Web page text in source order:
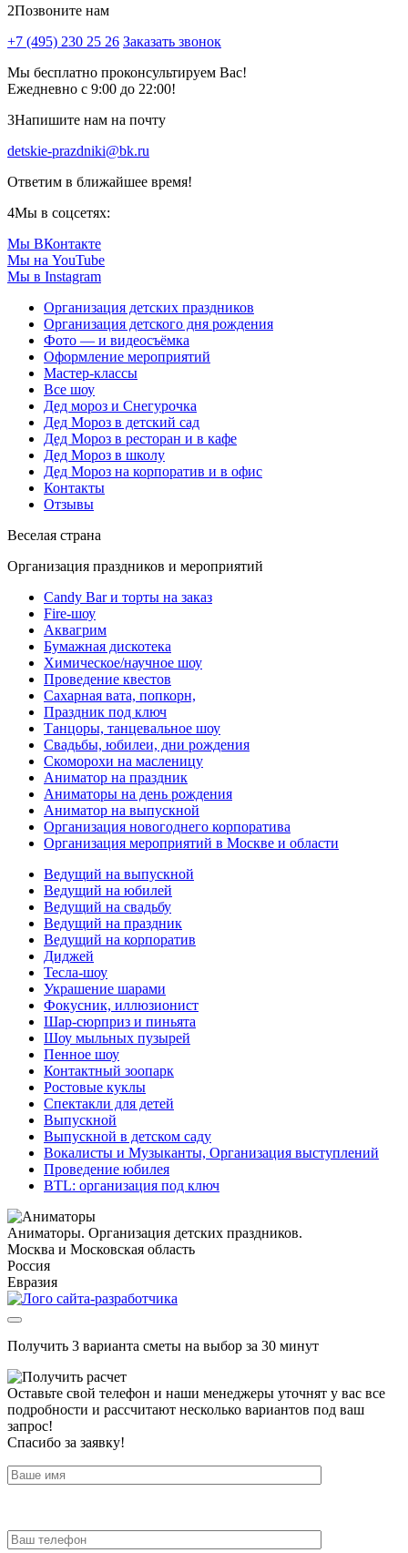
2Позвоните нам
+7 (495) 230 25 26 Заказать звонок
Мы бесплатно проконсультируем Вас!
Ежедневно с 9:00 до 22:00!
3Напишите нам на почту
detskie-prazdniki@bk.ru
Ответим в ближайшее время!
4Мы в соцсетях:
Мы ВКонтакте
Мы на YouTube
Мы в Instagram
Организация детских праздников
Организация детского дня рождения
Фото — и видеосъёмка
Оформление мероприятий
Мастер-классы
Все шоу
Дед мороз и Снегурочка
Дед Мороз в детский сад
Дед Мороз в ресторан и в кафе
Дед Мороз в школу
Дед Мороз на корпоратив и в офис
Контакты
Отзывы
Веселая страна
Организация праздников и мероприятий
Candy Bar и торты на заказ
Fire-шоу
Аквагрим
Бумажная дискотека
Химическое/научное шоу
Проведение квестов
Сахарная вата, попкорн,
Праздник под ключ
Танцоры, танцевальное шоу
Свадьбы, юбилеи, дни рождения
Скоморохи на масленицу
Аниматор на праздник
Аниматоры на день рождения
Аниматор на выпускной
Организация новогоднего корпоратива
Организация мероприятий в Москве и области
Ведущий на выпускной
Ведущий на юбилей
Ведущий на свадьбу
Ведущий на праздник
Ведущий на корпоратив
Диджей
Тесла-шоу
Украшение шарами
Фокусник, иллюзионист
Шар-сюрприз и пиньята
Шоу мыльных пузырей
Пенное шоу
Контактный зоопарк
Ростовые куклы
Спектакли для детей
Выпускной
Выпускной в детском саду
Вокалисты и Музыканты, Организация выступлений
Проведение юбилея
BTL: организация под ключ
Аниматоры. Организация детских праздников.
Москва и Московская область
Россия
Евразия
Получить 3 варианта сметы на выбор за 30 минут
Оставьте свой телефон и наши менеджеры уточнят у вас все
подробности и рассчитают несколько вариантов под ваш
запрос!
Спасибо за заявку!